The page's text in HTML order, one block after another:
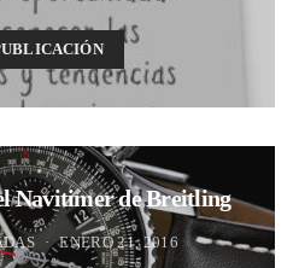
Navitimer de Breitling
ENERO 21, 2016